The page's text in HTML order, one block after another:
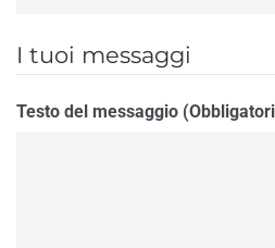
I tuoi messaggi
Testo del messaggio